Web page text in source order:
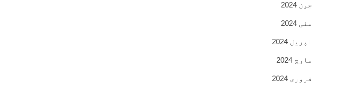
جون 2024
مئی 2024
اپریل 2024
مارچ 2024
فروری 2024